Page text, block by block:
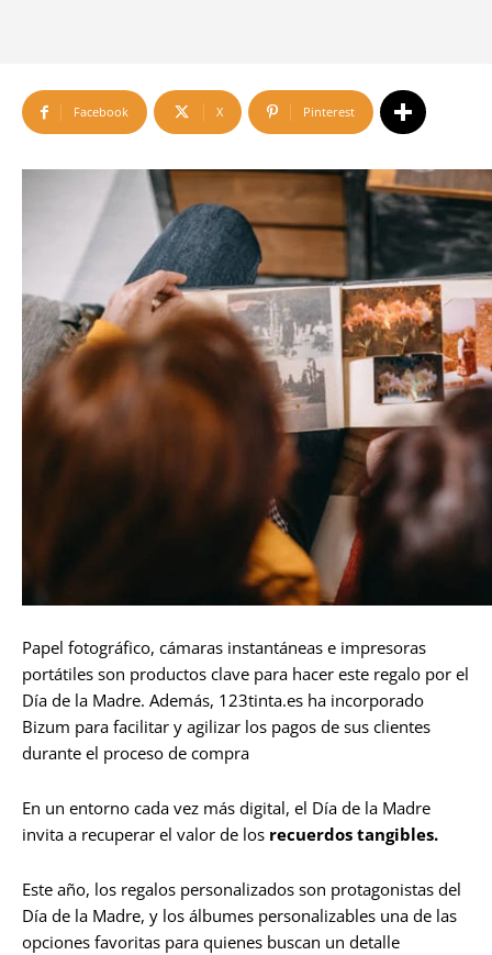
Facebook X Pinterest
Papel fotográfico, cámaras instantáneas e impresoras
portátiles son productos clave para hacer este regalo por el
Día de la Madre. Además, 123tinta.es ha incorporado
Bizum para facilitar y agilizar los pagos de sus clientes
durante el proceso de compra
En un entorno cada vez más digital, el Día de la Madre
invita a recuperar el valor de los recuerdos tangibles.
Este año, los regalos personalizados son protagonistas del
Día de la Madre, y los álbumes personalizables una de las
opciones favoritas para quienes buscan un detalle